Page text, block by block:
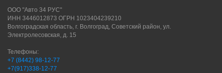
ООО "Авто 34 РУС"
ИНН 3446012873 ОГРН 1023404239210
Волгоградская область, г. Волгоград, Советский район, ул.
Электролесовская, д. 15
Телефоны:
+7 (8442) 98-12-77
+7(917)338-12-77